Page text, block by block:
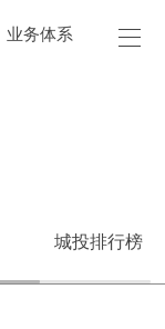
业务体系 城
城投排行榜